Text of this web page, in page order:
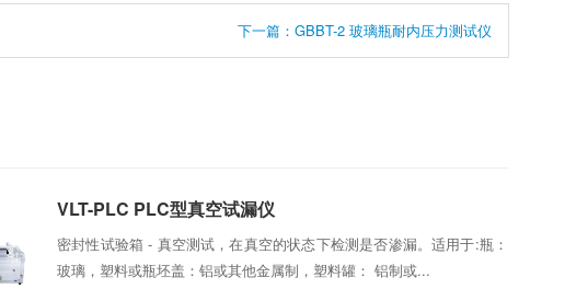
下一篇：GBBT-2 玻璃瓶耐内压力测试仪
VLT-PLC PLC型真空试漏仪
密封性试验箱 - 真空测试，在真空的状态下检测是否渗漏。适用于:瓶：
玻璃，塑料或瓶坯盖：铝或其他金属制，塑料罐： 铝制或...